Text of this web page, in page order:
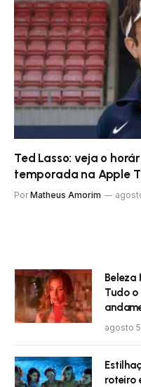
Ted Lasso: veja o
temporada na Apple
Por Matheus Amorim
Beleza
Tudo o
agosto
roteiro